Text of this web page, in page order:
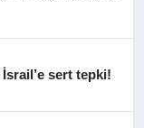
sert tepki!